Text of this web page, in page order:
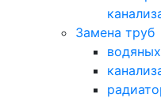
Замена труб